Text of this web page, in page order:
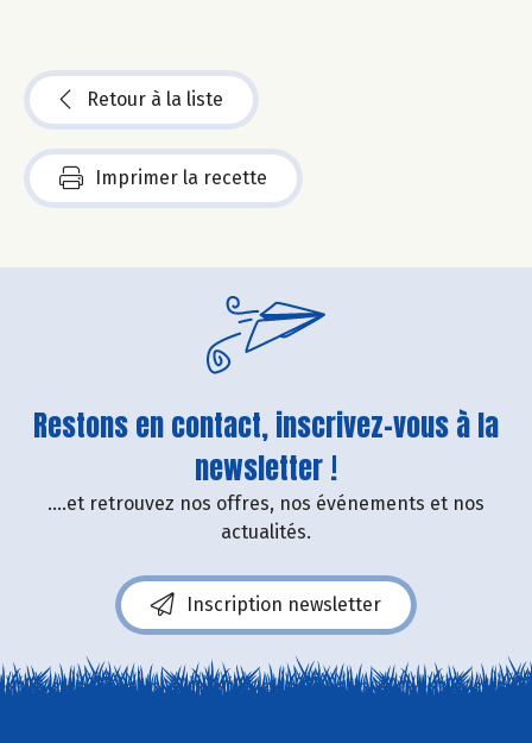
Retour à la liste
Imprimer la recette
Restons en contact, inscrivez-vous à la
newsletter !
....et retrouvez nos offres, nos événements et nos
actualités.
Inscription newsletter